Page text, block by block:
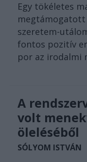
Egy tökéletes
szeretem-
fontos pozitív
por az irodalmi
A
volt
öleléséből
SÓLYOM ISTVÁN